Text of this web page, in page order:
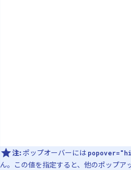
注:ポップオーバーには
ん。この値を指定すると、他のポップア